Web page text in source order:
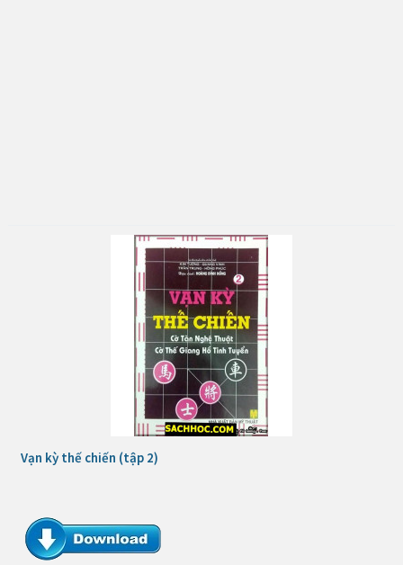
Vạn kỳ thế chiến (tập 2)